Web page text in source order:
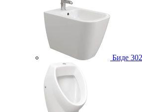
Биде 302